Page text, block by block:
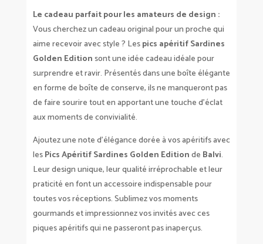
Le cadeau parfait pour les amateurs de design :
Vous cherchez un cadeau original pour un proche qui
aime recevoir avec style ? Lespics apéritif Sardines
Golden Editionsont une idée cadeau idéale pour
surprendre et ravir. Présentés dans une boîte élégante
en forme de boîte de conserve, ils ne manqueront pas
de faire sourire tout en apportant une touche d’éclat
aux moments de convivialité.
Ajoutez une note d’élégance dorée à vos apéritifs avec
lesPics Apéritif Sardines Golden Editionde Balvi.
Leur design unique, leur qualité irréprochable et leur
praticité en font un accessoire indispensable pour
toutes vos réceptions. Sublimez vos moments
gourmands et impressionnez vos invités avec ces
piques apéritifs qui ne passeront pas inaperçus.